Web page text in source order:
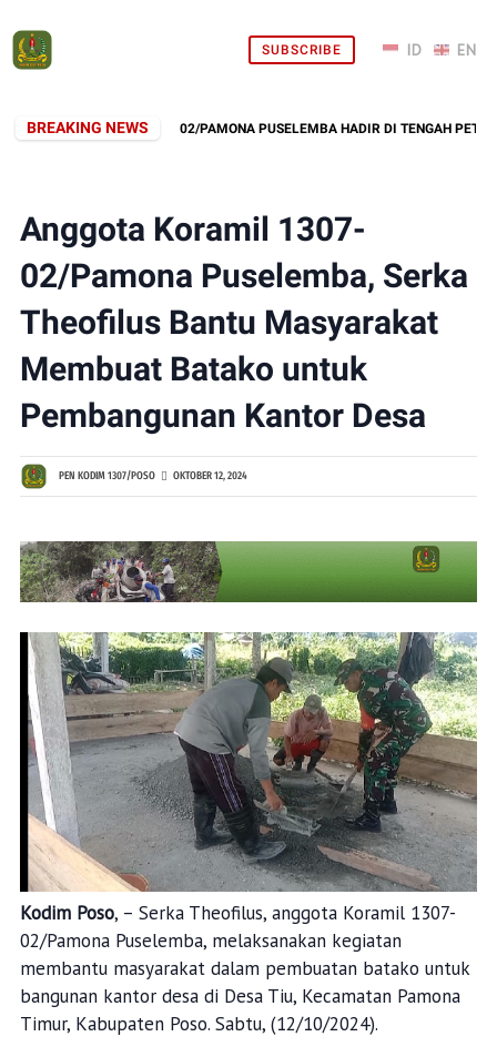
SUBSCRIBE
BREAKING NEWS
BABINSA KORAMIL 02/PAMONA PUSELEMBA HADIR DI TENGAH PETANI,
Anggota Koramil 1307-
02/Pamona Puselemba, Serka
Theofilus Bantu Masyarakat
Membuat Batako untuk
Pembangunan Kantor Desa
PEN KODIM 1307/POSO OKTOBER 12, 2024
Kodim Poso, – Serka Theofilus, anggota Koramil 1307-
02/Pamona Puselemba, melaksanakan kegiatan
membantu masyarakat dalam pembuatan batako untuk
bangunan kantor desa di Desa Tiu, Kecamatan Pamona
Timur, Kabupaten Poso. Sabtu, (12/10/2024).